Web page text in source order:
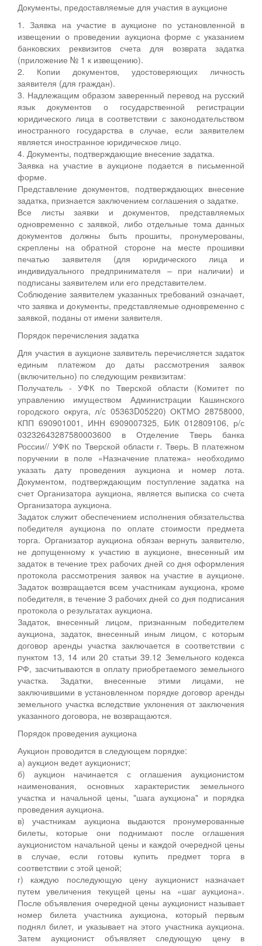
Документы, предоставляемые для участия в аукционе
1. Заявка на участие в аукционе по установленной в
извещении о проведении аукциона форме с указанием
банковских реквизитов счета для возврата задатка
(приложение № 1 к извещению).
2. Копии документов, удостоверяющих личность
заявителя (для граждан).
3. Надлежащим образом заверенный перевод на русский
язык документов о государственной регистрации
юридического лица в соответствии с законодательством
иностранного государства в случае, если заявителем
является иностранное юридическое лицо.
4. Документы, подтверждающие внесение задатка.
Заявка на участие в аукционе подается в письменной
форме.
Представление документов, подтверждающих внесение
задатка, признается заключением соглашения о задатке.
Все листы заявки и документов, представляемых
одновременно с заявкой, либо отдельные тома данных
документов должны быть прошиты, пронумерованы,
скреплены на обратной стороне на месте прошивки
печатью заявителя (для юридического лица и
индивидуального предпринимателя – при наличии) и
подписаны заявителем или его представителем.
Соблюдение заявителем указанных требований означает,
что заявка и документы, представляемые одновременно с
заявкой, поданы от имени заявителя.
Порядок перечисления задатка
Для участия в аукционе заявитель перечисляется задаток
единым платежом до даты рассмотрения заявок
(включительно) по следующим реквизитам:
Получатель - УФК по Тверской области (Комитет по
управлению имуществом Администрации Кашинского
городского округа, л/с 05363D05220) ОКТМО 28758000,
КПП 690901001, ИНН 6909007325, БИК 012809106, р/с
03232643287580003600 в Отделение Тверь банка
России// УФК по Тверской области г. Тверь. В платежном
поручении в поле «Назначение платежа» необходимо
указать дату проведения аукциона и номер лота.
Документом, подтверждающим поступление задатка на
счет Организатора аукциона, является выписка со счета
Организатора аукциона.
Задаток служит обеспечением исполнения обязательства
победителя аукциона по оплате стоимости предмета
торга. Организатор аукциона обязан вернуть заявителю,
не допущенному к участию в аукционе, внесенный им
задаток в течение трех рабочих дней со дня оформления
протокола рассмотрения заявок на участие в аукционе.
Задаток возвращается всем участникам аукциона, кроме
победителя, в течение 3 рабочих дней со дня подписания
протокола о результатах аукциона.
Задаток, внесенный лицом, признанным победителем
аукциона, задаток, внесенный иным лицом, с которым
договор аренды участка заключается в соответствии с
пунктом 13, 14 или 20 статьи 39.12 Земельного кодекса
РФ, засчитываются в оплату приобретаемого земельного
участка. Задатки, внесенные этими лицами, не
заключившими в установленном порядке договор аренды
земельного участка вследствие уклонения от заключения
указанного договора, не возвращаются.
Порядок проведения аукциона
Аукцион проводится в следующем порядке:
а) аукцион ведет аукционист;
б) аукцион начинается с оглашения аукционистом
наименования, основных характеристик земельного
участка и начальной цены, "шага аукциона" и порядка
проведения аукциона.
в) участникам аукциона выдаются пронумерованные
билеты, которые они поднимают после оглашения
аукционистом начальной цены и каждой очередной цены
в случае, если готовы купить предмет торга в
соответствии с этой ценой;
г) каждую последующую цену аукционист назначает
путем увеличения текущей цены на «шаг аукциона».
После объявления очередной цены аукционист называет
номер билета участника аукциона, который первым
поднял билет, и указывает на этого участника аукциона.
Затем аукционист объявляет следующую цену в